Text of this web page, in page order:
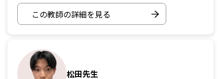
この教師の詳細を見る
松田先生